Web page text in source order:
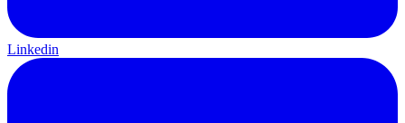
Linkedin